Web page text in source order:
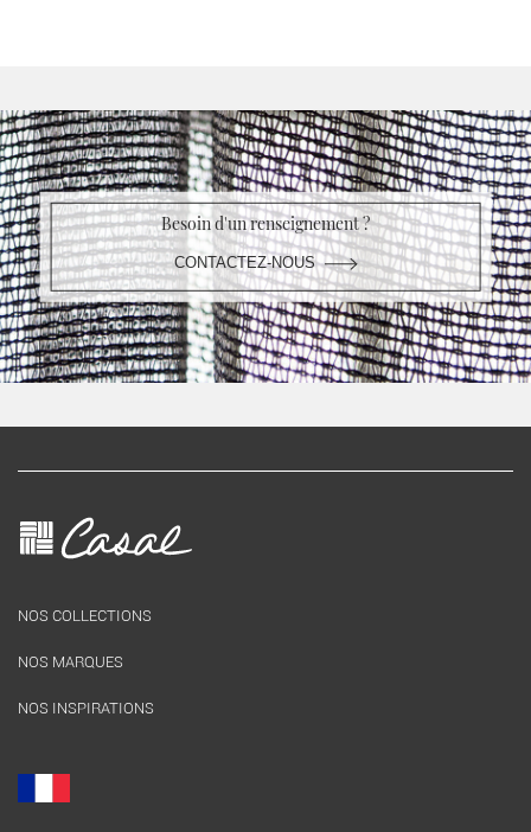
Besoin d'un renseignement ?
CONTACTEZ-NOUS
NOS COLLECTIONS
NOS MARQUES
NOS INSPIRATIONS